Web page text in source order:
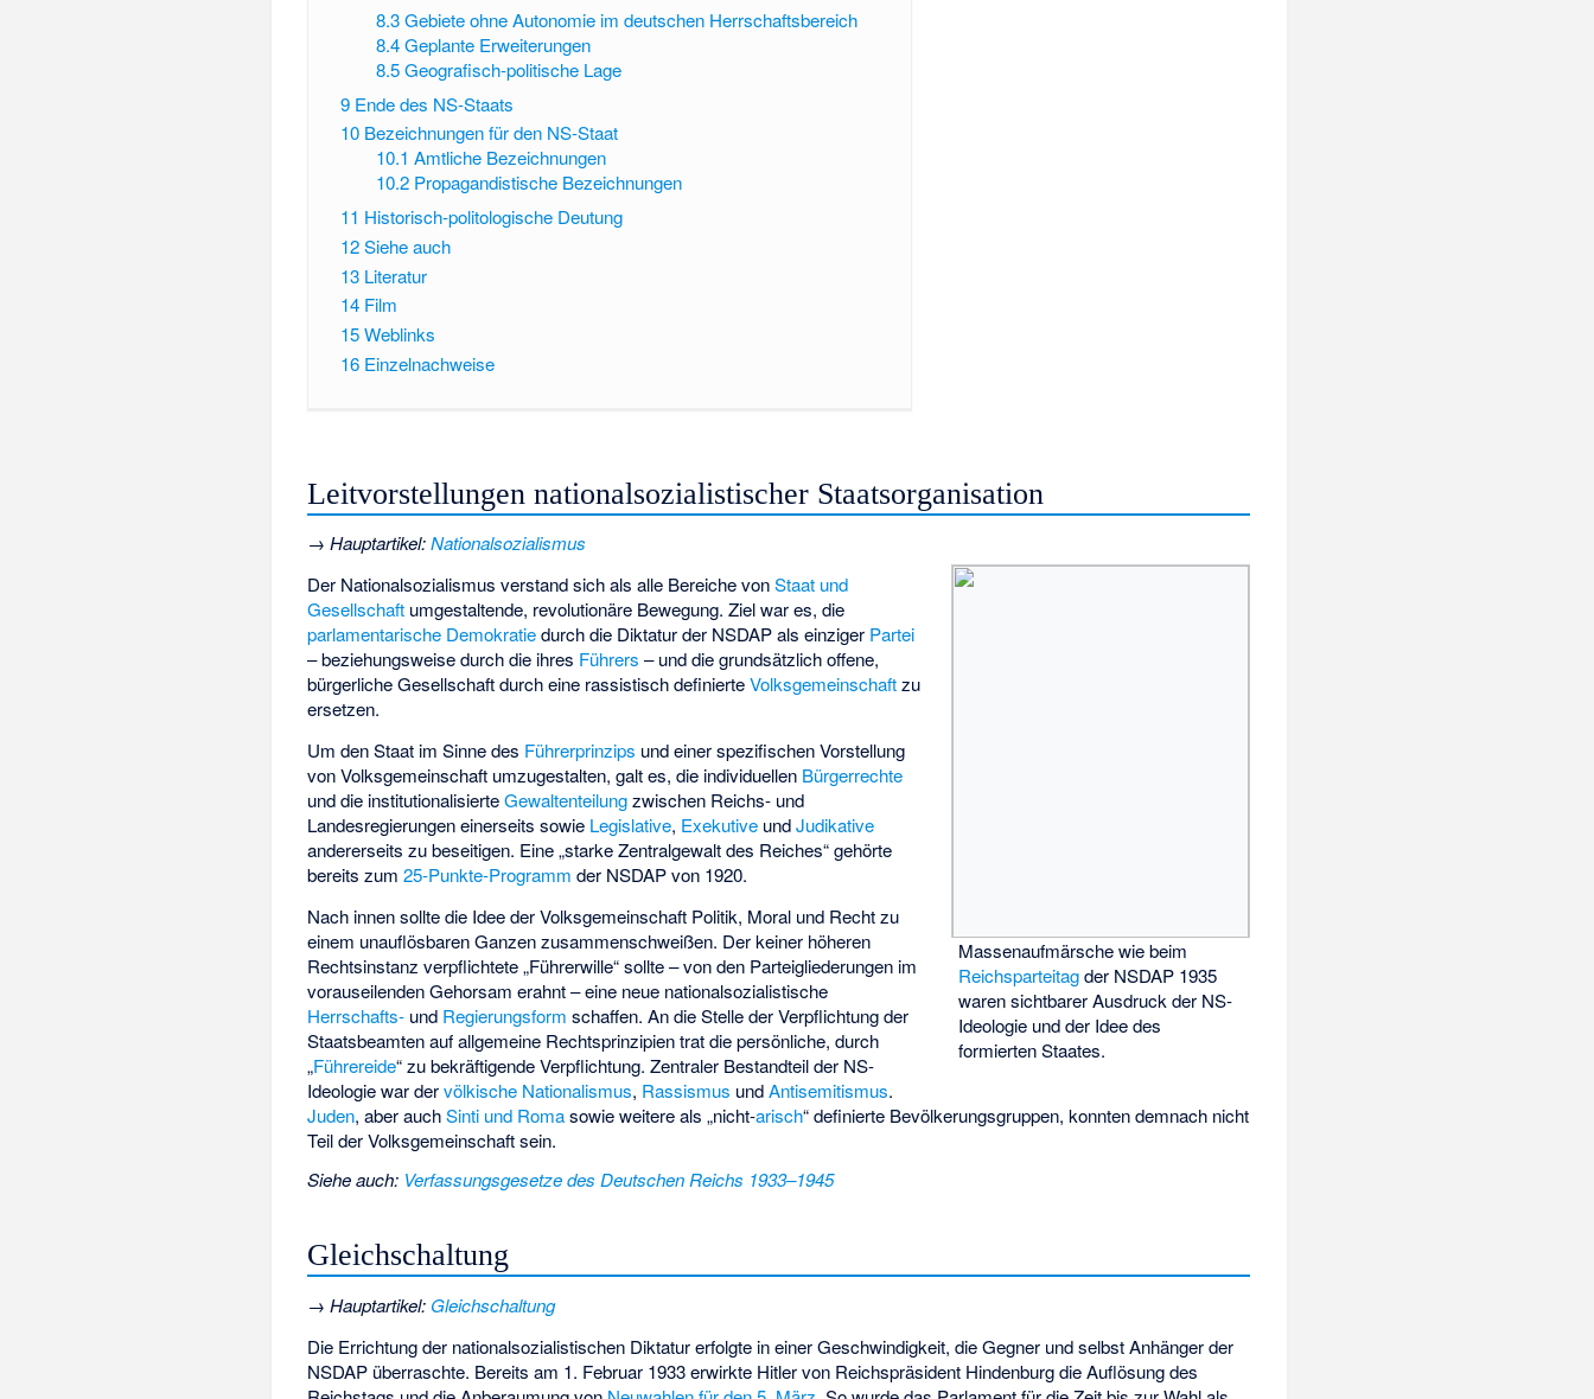
8.3 Gebiete ohne Autonomie im deutschen Herrschaftsbereich
8.4 Geplante Erweiterungen
8.5 Geografisch-politische Lage
9 Ende des NS-Staats
10 Bezeichnungen für den NS-Staat
10.1 Amtliche Bezeichnungen
10.2 Propagandistische Bezeichnungen
11 Historisch-politologische Deutung
12Siehe auch
13 Literatur
14 Film
15Weblinks
16 Einzelnachweise
Leitvorstellungen nationalsozialistischer Staatsorganisation
→Hauptartikel:Nationalsozialismus
Massenaufmärsche wie beim
Reichsparteitagder NSDAP 1935
waren sichtbarer Ausdruck der NS-
Ideologie und der Idee des
formierten Staates.
Der Nationalsozialismus verstand sich als alle Bereiche vonStaat und
Gesellschaft umgestaltende, revolutionäre Bewegung. Ziel war es, die
parlamentarische Demokratiedurch die Diktatur der NSDAP als einziger Partei
– beziehungsweise durch die ihres Führers – und die grundsätzlich offene,
bürgerliche Gesellschaft durch eine rassistisch definierteVolksgemeinschaftzu
ersetzen.
Um den Staat im Sinne des Führerprinzips und einer spezifischen Vorstellung
von Volksgemeinschaft umzugestalten, galt es, die individuellen Bürgerrechte
und die institutionalisierteGewaltenteilungzwischen Reichs- und
Landesregierungen einerseits sowie Legislative, Exekutive undJudikative
andererseits zu beseitigen. Eine „starke Zentralgewalt des Reiches“ gehörte
bereits zum25-Punkte-Programm der NSDAP von 1920.
Nach innen sollte die Idee der Volksgemeinschaft Politik, Moral und Recht zu
einem unauflösbaren Ganzen zusammenschweißen. Der keiner höheren
Rechtsinstanz verpflichtete „Führerwille“ sollte – von den Parteigliederungen im
vorauseilenden Gehorsam erahnt – eine neue nationalsozialistische
Herrschafts- und Regierungsform schaffen. An die Stelle der Verpflichtung der
Staatsbeamten auf allgemeine Rechtsprinzipien trat die persönliche, durch
„Führereide“ zu bekräftigende Verpflichtung. Zentraler Bestandteil der NS-
Ideologie war dervölkische Nationalismus, Rassismus undAntisemitismus.
Juden, aber auchSinti und Romasowie weitere als „nicht-arisch“ definierte Bevölkerungsgruppen, konnten demnach nicht
Teil der Volksgemeinschaft sein.
Siehe auch: Verfassungsgesetze des Deutschen Reichs 1933–1945
Gleichschaltung
→Hauptartikel: Gleichschaltung
Die Errichtung der nationalsozialistischen Diktatur erfolgte in einer Geschwindigkeit, die Gegner und selbst Anhänger der
NSDAP überraschte. Bereits am 1. Februar 1933 erwirkte Hitler von Reichspräsident Hindenburg die Auflösung des